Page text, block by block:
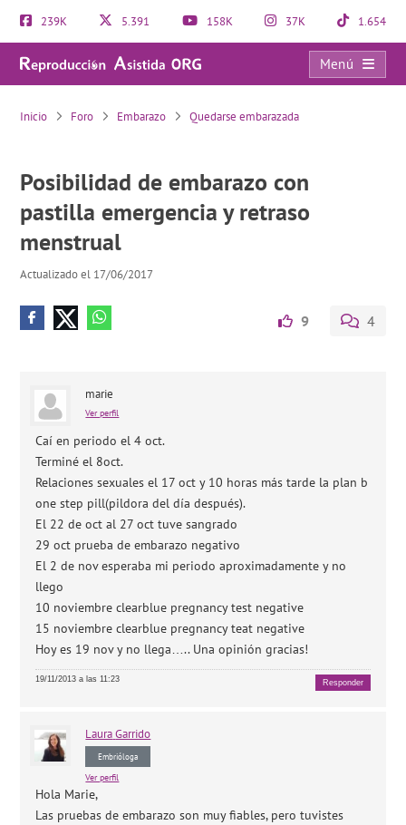
239K 5.391 158K 37K 1.654
Menú
Posibilidad de embarazo con pastilla emergencia y retraso menstrual
Inicio Foro Embarazo Quedarse embarazada
Posibilidad de embarazo con
pastilla emergencia y retraso
menstrual
Actualizado el 17/06/2017
9 4
marie
Ver perfil
Caí en periodo el 4 oct.
Terminé el 8oct.
Relaciones sexuales el 17 oct y 10 horas más tarde la plan b
one step pill(pildora del día después).
El 22 de oct al 27 oct tuve sangrado
29 oct prueba de embarazo negativo
El 2 de nov esperaba mi periodo aproximadamente y no
llego
10 noviembre clearblue pregnancy test negative
15 noviembre clearblue pregnancy teat negative
Hoy es 19 nov y no llega….. Una opinión gracias!
19/11/2013 a las 11:23 Responder
Laura Garrido
Embrióloga
Ver perfil
Hola Marie,
Las pruebas de embarazo son muy fiables, pero tuvistes